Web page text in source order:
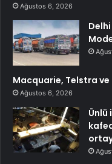
Ağustos 6, 2026
Macquarie, Telstra ve
Ağustos 6, 2026
Ünlü